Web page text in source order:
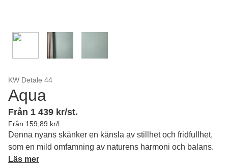
KW Detale 44
Aqua
Från 1 439 kr/st.
Från 159,89 kr/l
Denna nyans skänker en känsla av stillhet och fridfullhet,
som en mild omfamning av naturens harmoni och balans.
Läs mer